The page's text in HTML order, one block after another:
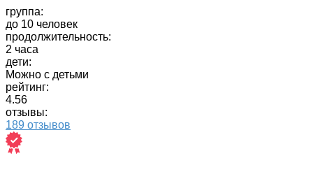
группа:
до 10 человек
продолжительность:
2 часа
дети:
Можно с детьми
рейтинг:
4.56
отзывы:
189 отзывов